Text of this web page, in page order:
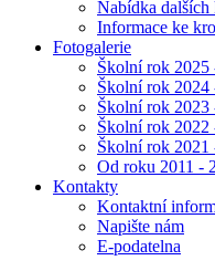
Nabídka
Informace ke
Fotogalerie
Školní rok 2025
Školní rok 2024
Školní rok 2023
Školní rok 2022
Školní rok 2021
Od roku 2011 -
Kontakty
Kontaktní
Napište nám
E-podatelna